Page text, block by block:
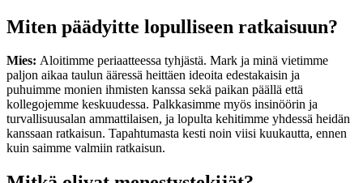
Miten päädyitte lopulliseen ratkaisuun?
Mies: Aloitimme periaatteessa tyhjästä. Mark ja minä vietimme
paljon aikaa taulun ääressä heittäen ideoita edestakaisin ja
puhuimme monien ihmisten kanssa sekä paikan päällä että
kollegojemme keskuudessa. Palkkasimme myös insinöörin ja
turvallisuusalan ammattilaisen, ja lopulta kehitimme yhdessä heidän
kanssaan ratkaisun. Tapahtumasta kesti noin viisi kuukautta, ennen
kuin saimme valmiin ratkaisun.